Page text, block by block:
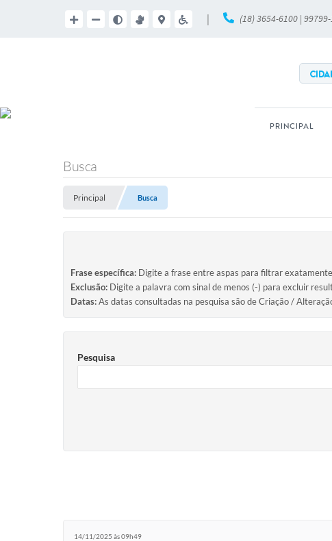
| (18) 3654-6100 |
PRINCIPAL
Busca
Principal Busca
Frase específica: Digite a frase entre aspas para filtrar exatamente
Exclusão: Digite a palavra com sinal de menos (-) para excluir
Datas:As datas consultadas na pesquisa são de Criação /
Pesquisa
14/11/2025 às 09h49